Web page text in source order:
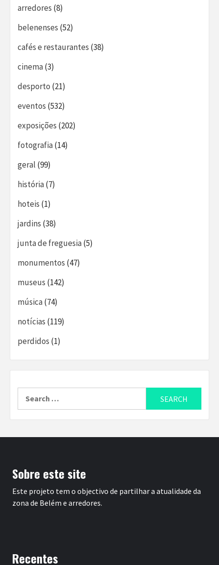
arredores (8)
belenenses (52)
cafés e restaurantes (38)
cinema(3)
desporto (21)
eventos (532)
exposições (202)
fotografia(14)
geral (99)
história(7)
hoteis (1)
jardins (38)
junta de freguesia(5)
monumentos (47)
museus (142)
música(74)
notícias (119)
perdidos (1)
Sobre este site
Este projeto tem o objectivo de partilhar a atualidade da
zona de Belém e arredores.
Recentes